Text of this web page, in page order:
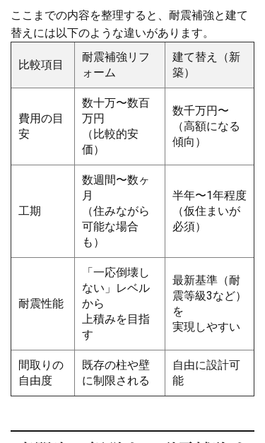
ここまでの内容を整理すると、耐震補強と建て
替えには以下のような違いがあります。
比較項目
耐震補強リフ
ォーム
建て替え（新
築）
費用の目
安
数十万〜数百
万円
（比較的安
価）
数千万円〜
（高額になる
傾向）
工期
数週間〜数ヶ
月
（住みながら
可能な場合
も）
半年〜1年程度
（仮住まいが
必須）
耐震性能
「一応倒壊し
ない」レベル
から
上積みを目指
す
最新基準（耐
震等級3など）
を
実現しやすい
間取りの
自由度
既存の柱や壁
に制限される
自由に設計可
能